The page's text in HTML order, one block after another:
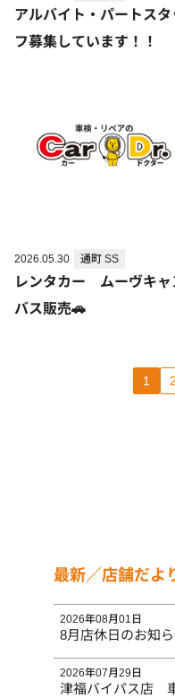
アルバイト・パートスタ
フ募集しています！！
2026.05.30 通町 SS
レンタカー ムーヴキャ
バス販売🚗
1 2
最新／店舗だよ
8月店休日のお知
2026年08月01日
津福バイパス店
2026年07月29日